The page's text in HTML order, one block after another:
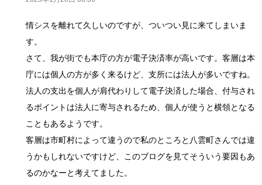
情シスを離れて久しいのですが、ついつい見に来てしまいま
す。
さて、我が街でも本庁の方が電子決済率が高いです。客層は本
庁には個人の方が多く来るけど、支所には法人が多いですね。
法人の支出を個人が肩代わりして電子決済した場合、付与され
るポイントは法人に寄与されるため、個人が使うと横領となる
こともあるようです。
客層は市町村によって違うので私のところと八雲町さんでは違
うかもしれないですけど、このブログを見てそういう要因もあ
るのかなーと考えてました。